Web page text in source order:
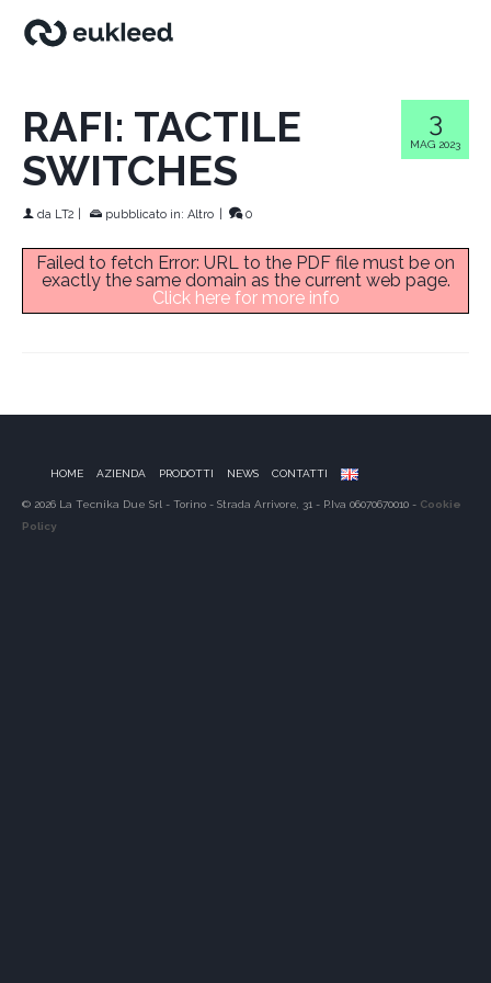
3
MAG 2023
RAFI: TACTILE
SWITCHES
da LT2 pubblicato in: Altro 0
Failed to fetch Error: URL to the PDF file must be on
exactly the same domain as the current web page.
Click here for more info
HOME AZIENDA PRODOTTI NEWS CONTATTI
© 2026 La Tecnika Due Srl - Torino - Strada Arrivore, 31 - P.Iva 06070670010 - Cookie
Policy